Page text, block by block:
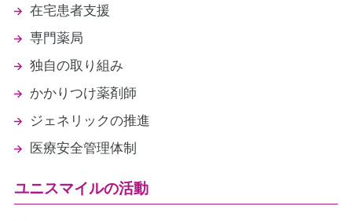
在宅患者支援
専門薬局
独自の取り組み
かかりつけ薬剤師
ジェネリックの推進
医療安全管理体制
ユニスマイルの活動